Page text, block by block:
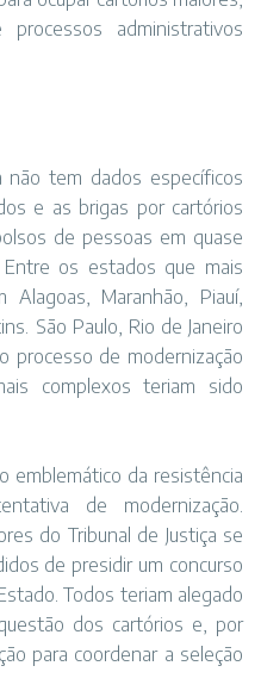
administrativos
não tem dados específicos
e as brigas por cartórios
de pessoas em quase
os estados que mais
Alagoas, Maranhão, Piauí,
São Paulo, Rio de Janeiro
processo de modernização
complexos teriam sido
emblemático da resistência
de modernização.
do Tribunal de Justiça se
de presidir um concurso
Todos teriam alegado
dos cartórios e, por
para coordenar a seleção